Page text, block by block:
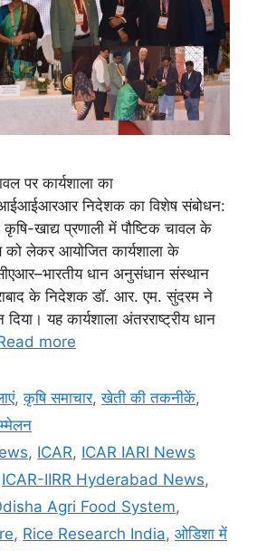
पर कार्यशाला का
निदेशक का विशेष संबोधन:
खाद्य प्रणाली में पौष्टिक चावल के
को लेकर आयोजित कार्यशाला के
धान अनुसंधान संस्थान
के निदेशक डॉ. आर. एम. सुंदरम ने
यह कार्यशाला अंतरराष्ट्रीय धान
more
,कृषि समाचार,खेती की तकनीकें,
, ICAR, ICAR IARI News
ICAR-IIRR Hyderabad News,
Agri Food System,
, Rice Research India, ओडिशा में